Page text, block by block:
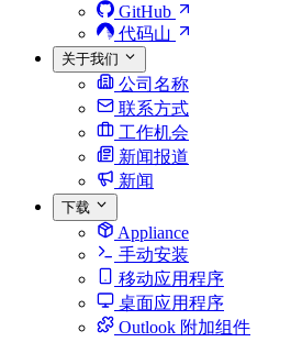
GitHub
代码山
关于我们
公司名称
联系方式
工作机会
新闻报道
新闻
下载
Appliance
手动安装
移动应用程序
桌面应用程序
Outlook 附加组件